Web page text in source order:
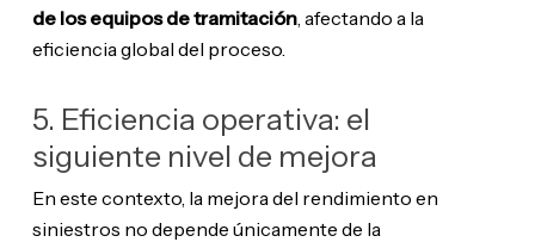
de los equipos de tramitación, afectando a la
eficiencia global del proceso.
5. Eficiencia operativa: el
siguiente nivel de mejora
En este contexto, la mejora del rendimiento en
siniestros no depende únicamente de la